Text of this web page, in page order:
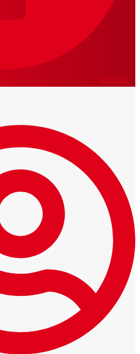
VER MÁS